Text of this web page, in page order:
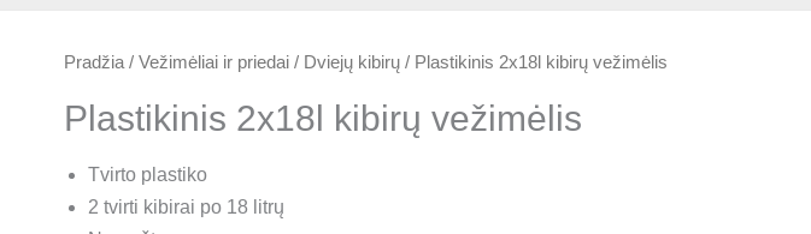
Pradžia / Vežimėliai ir priedai / Dviejų kibirų / Plastikinis 2x18l kibirų vežimėlis
Plastikinis 2x18l kibirų vežimėlis
Tvirto plastiko
2 tvirti kibirai po 18 litrų